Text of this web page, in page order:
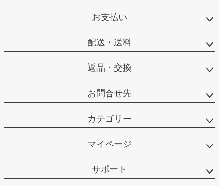
お支払い
配送・送料
返品・交換
お問合せ先
カテゴリー
マイページ
サポート